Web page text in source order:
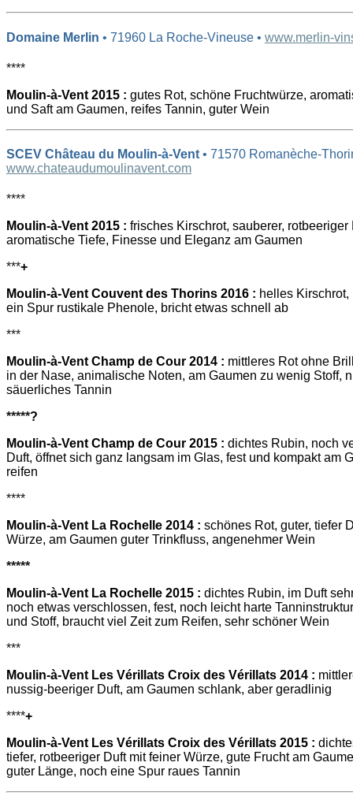
Domaine Merlin • 71960 La Roche-Vineuse • www.merlin-
****
Moulin-à-Vent 2015 : gutes Rot, schöne Fruchtwürze,
und Saft am Gaumen, reifes Tannin, guter Wein
SCEV Château du Moulin-à-Vent • 71570 Romanèche-
www.chateaudumoulinavent.com
****
Moulin-à-Vent 2015 : frisches Kirschrot, sauberer, rotbeeriger
aromatische Tiefe, Finesse und Eleganz am Gaumen
***+
Moulin-à-Vent Couvent des Thorins 2016 : helles
ein Spur rustikale Phenole, bricht etwas schnell ab
***
Moulin-à-Vent Champ de Cour 2014 : mittleres Rot ohne
in der Nase, animalische Noten, am Gaumen zu wenig Stoff,
säuerliches Tannin
*****?
Moulin-à-Vent Champ de Cour 2015 : dichtes Rubin, noch
Duft, öffnet sich ganz langsam im Glas, fest und kompakt am
reifen
****
Moulin-à-Vent La Rochelle 2014 : schönes Rot, guter, tiefer
Würze, am Gaumen guter Trinkfluss, angenehmer Wein
*****
Moulin-à-Vent La Rochelle 2015 : dichtes Rubin, im Duft
noch etwas verschlossen, fest, noch leicht harte
und Stoff, braucht viel Zeit zum Reifen, sehr schöner Wein
***
Moulin-à-Vent Les Vérillats Croix des Vérillats 2014 :
nussig-beeriger Duft, am Gaumen schlank, aber geradlinig
****+
Moulin-à-Vent Les Vérillats Croix des Vérillats 2015 :
tiefer, rotbeeriger Duft mit feiner Würze, gute Frucht am
guter Länge, noch eine Spur raues Tannin